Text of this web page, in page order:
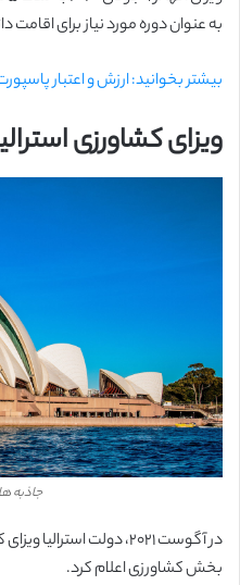
به عنوان دوره مورد نیاز برای
بیشتر بخوانید: ارزش و اعتبار پاسپورت
ویزای کشاورزی
جاذبه
در آگوست ۲۰۲۱، دولت
بخش کشاورزی اعلام کرد.